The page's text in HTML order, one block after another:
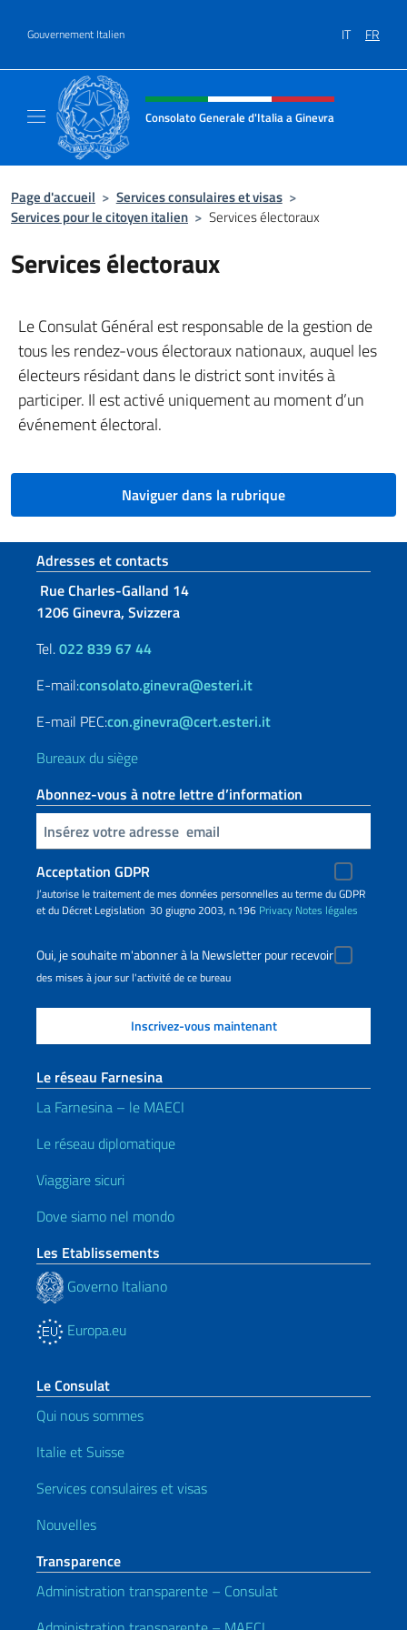
Gouvernement Italien IT FR
Site Web, social et en-tête de
Consolato Generale d'Italia a Ginevra
Page d'accueil > Services consulaires et visas >
Services pour le citoyen italien > Services électoraux
Services électoraux
Le Consulat Général est responsable de la gestion de
tous les rendez-vous électoraux nationaux, auquel les
électeurs résidant dans le district sont invités à
participer. Il est activé uniquement au moment d’un
événement électoral.
Naviguer dans la rubrique
Section de pied de page
Adresses et contacts
Rue Charles-Galland 14
1206 Ginevra, Svizzera
Tel.022 839 67 44
E-mail:consolato.ginevra@esteri.it
E-mail PEC:con.ginevra@cert.esteri.it
Bureaux du siège
Abonnez-vous à notre lettre d’information
Insert your email
Acceptation GDPR
J’autorise le traitement de mes données personnelles au terme du GDPR
et du Décret Legislation 30 giugno 2003, n.196 Privacy Notes légales
Oui, je souhaite m'abonner à la Newsletter pour recevoir
des mises à jour sur l'activité de ce bureau
Le réseau Farnesina
La Farnesina – le MAECI
Le réseau diplomatique
Viaggiare sicuri
Dove siamo nel mondo
Les Etablissements
Governo Italiano
Europa.eu
Le Consulat
Qui nous sommes
Italie et Suisse
Services consulaires et visas
Nouvelles
Transparence
Administration transparente – Consulat